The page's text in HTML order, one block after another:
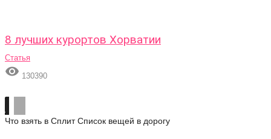
8 лучших курортов Хорватии
Статья
 130390
Что взять в Сплит Список вещей в дорогу